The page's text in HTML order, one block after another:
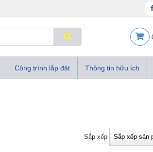
Công trình lắp đặt Thông tin hữu ích
Sắp xếp